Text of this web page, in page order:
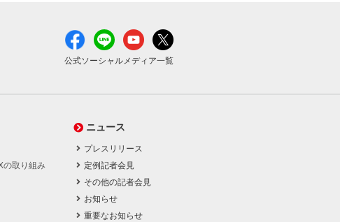
公式ソーシャルメディア一覧
の取り組み
ニュース
プレスリリース
定例記者会見
その他の記者会見
お知らせ
重要なお知らせ